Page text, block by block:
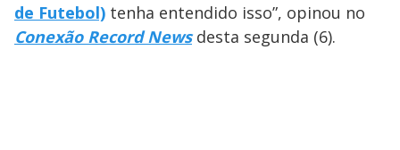
de Futebol) tenha entendido isso”, opinou no
Conexão Record Newsdesta segunda (6).